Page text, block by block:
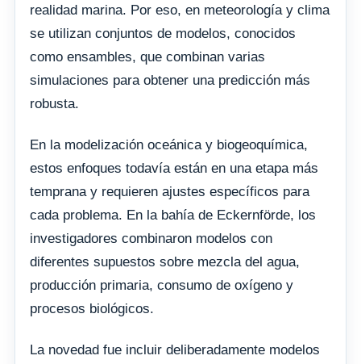
realidad marina. Por eso, en meteorología y clima
se utilizan conjuntos de modelos, conocidos
como ensambles, que combinan varias
simulaciones para obtener una predicción más
robusta.
En la modelización oceánica y biogeoquímica,
estos enfoques todavía están en una etapa más
temprana y requieren ajustes específicos para
cada problema. En la bahía de Eckernförde, los
investigadores combinaron modelos con
diferentes supuestos sobre mezcla del agua,
producción primaria, consumo de oxígeno y
procesos biológicos.
La novedad fue incluir deliberadamente modelos